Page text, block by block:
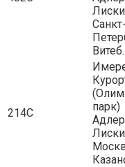
Лиски
Санкт-
Витеб.
214С
парк)
Адлер
Лиски